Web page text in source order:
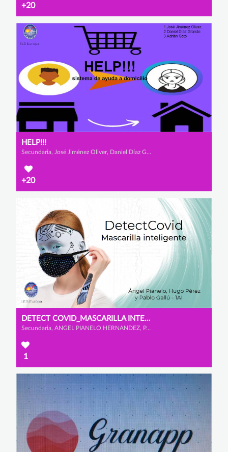
+20
HELP!!!
Secundaria, José Jiménez Oliver, Daniel Díaz Grande y Adrian Soto Hernández
+20
DETECT COVID_MASCARILLA INTELIGENTE
Secundaria, ANGEL PIANELO HERNANDEZ, PABLO GALLU GARCIA y HUGO PEREZ ASENSIO
1